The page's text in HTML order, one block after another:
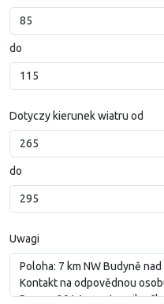
do
Dotyczy kierunek wiatru od
do
Uwagi